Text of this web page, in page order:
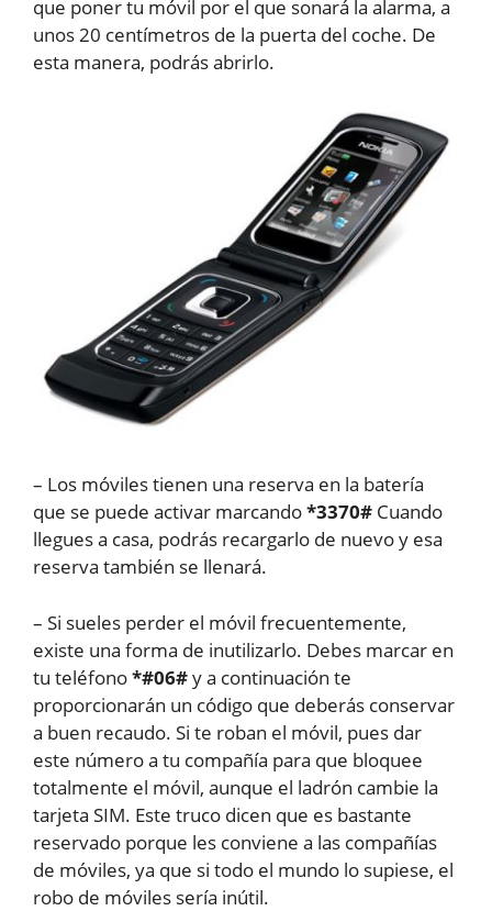
que poner tu móvil por el que sonará la alarma, a
unos 20 centímetros de la puerta del coche. De
esta manera, podrás abrirlo.
– Los móviles tienen una reserva en la batería
que se puede activar marcando*3370# Cuando
llegues a casa, podrás recargarlo de nuevo y esa
reserva también se llenará.
– Si sueles perder el móvil frecuentemente,
existe una forma de inutilizarlo. Debes marcar en
tu teléfono*#06#y a continuación te
proporcionarán un código que deberás conservar
a buen recaudo. Si te roban el móvil, pues dar
este número a tu compañía para que bloquee
totalmente el móvil, aunque el ladrón cambie la
tarjeta SIM. Este truco dicen que es bastante
reservado porque les conviene a las compañías
de móviles, ya que si todo el mundo lo supiese, el
robo de móviles sería inútil.